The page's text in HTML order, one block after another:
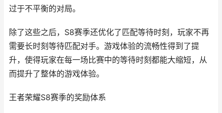
过于不平衡的对局。
除了这些之后，S8赛季还优化了匹配等待时刻，玩家不再
需要长时刻等待匹配对手。游戏体验的流畅性得到了提
升，使得玩家在每一场比赛中的等待时刻都能大缩短，从
而提升了整体的游戏体验。
王者荣耀S8赛季的奖励体系